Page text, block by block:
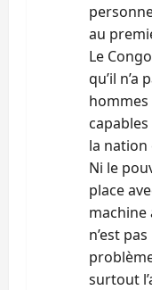
au
Le
qu’il n’a
la nation
Ni le
place
machine
n’est pas
surtout